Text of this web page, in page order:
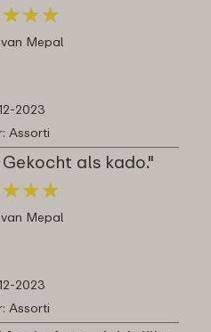
★★★
★★★
Mepal
2023
Assorti
als kado."
★★★
★★★
Mepal
2023
Assorti